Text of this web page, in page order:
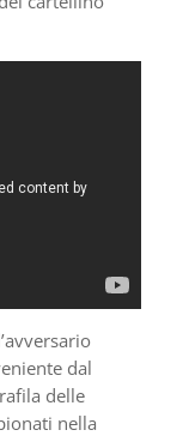
dal
delle
nella